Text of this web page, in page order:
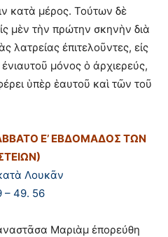
κατὰ μέρος. Τούτων δὲ
μὲν τὴν πρώτην σκηνὴν διὰ
λατρείας ἐπιτελοῦντες, εἰς
μόνος ὁ ἀρχιερεύς,
ὑπὲρ ἑαυτοῦ καὶ τῶν τοῦ
Ε’ ΕΒΔΟΜΑΔΟΣ ΤΩΝ
Λουκᾶν
– 49. 56
Μαριὰμ ἐπορεύθη